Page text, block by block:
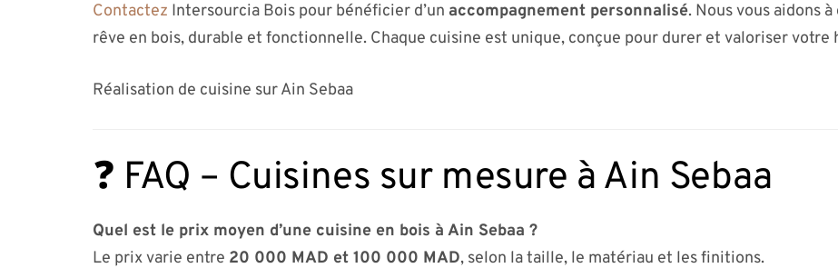
Contactez Intersourcia Bois pour bénéficier d’un accompagnement personnalisé. Nous vous aidons
rêve en bois, durable et fonctionnelle. Chaque cuisine est unique, conçue pour durer et valoriser votre
Réalisation de cuisine sur Ain Sebaa
❓ FAQ – Cuisines sur mesure à Ain Sebaa
Quel est le prix moyen d’une cuisine en bois à Ain Sebaa ?
Le prix varie entre 20 000 MAD et 100 000 MAD, selon la taille, le matériau et les finitions.